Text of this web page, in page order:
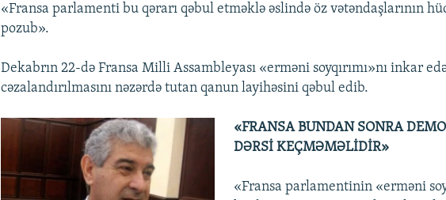
«Fransa parlamenti bu qərarı qəbul etməklə əslində öz vətəndaşlarının
pozub».
Dekabrın 22-də Fransa Milli Assambleyası «erməni soyqırımı»nı inkar
cəzalandırılmasını nəzərdə tutan qanun layihəsini qəbul edib.
«FRANSA BUNDAN SONRA
DƏRSİ KEÇMƏMƏLİDİR»
«Fransa parlamentinin «erməni